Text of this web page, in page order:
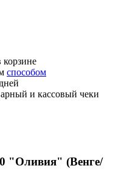
корзине
способом
и кассовый чеки
"Оливия" (Венге/